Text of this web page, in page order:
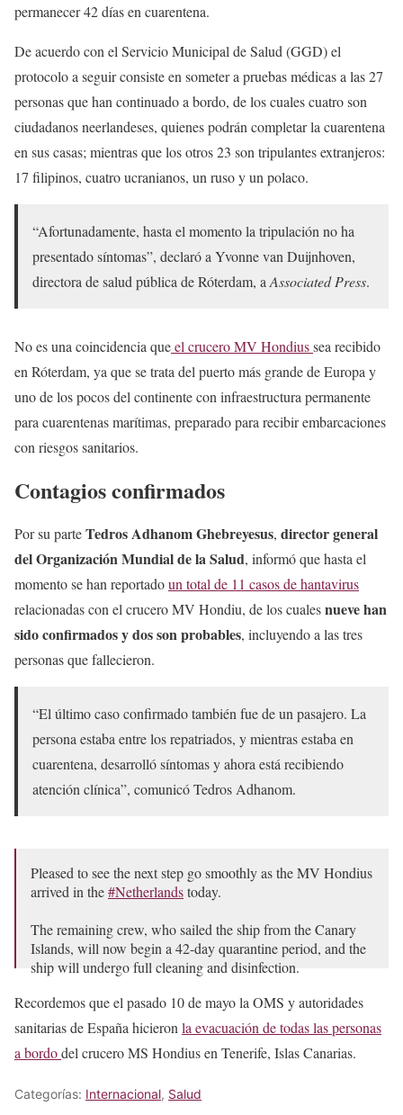
permanecer 42 días en cuarentena.
De acuerdo con el Servicio Municipal de Salud (GGD) el
protocolo a seguir consiste en someter a pruebas médicas a las 27
personas que han continuado a bordo, de los cuales cuatro son
ciudadanos neerlandeses, quienes podrán completar la cuarentena
en sus casas; mientras que los otros 23 son tripulantes extranjeros:
17 filipinos, cuatro ucranianos, un ruso y un polaco.
“Afortunadamente, hasta el momento la tripulación no ha
presentado síntomas”, declaró a Yvonne van Duijnhoven,
directora de salud pública de Róterdam, a Associated Press.
No es una coincidencia queel crucero MV Hondiussea recibido
en Róterdam, ya que se trata del puerto más grande de Europa y
uno de los pocos del continente con infraestructura permanente
para cuarentenas marítimas, preparado para recibir embarcaciones
con riesgos sanitarios.
Contagios confirmados
Por su parteTedros Adhanom Ghebreyesus, director general
del Organización Mundial de la Salud, informó que hasta el
momento se han reportadoun total de 11 casos de hantavirus
relacionadas con el crucero MV Hondiu, de los cualesnueve han
sido confirmados y dos son probables, incluyendo a las tres
personas que fallecieron.
“El último caso confirmado también fue de un pasajero. La
persona estaba entre los repatriados, y mientras estaba en
cuarentena, desarrolló síntomas y ahora está recibiendo
atención clínica”, comunicó Tedros Adhanom.
Pleased to see the next step go smoothly as the MV Hondius
arrived in the#Netherlandstoday.
The remaining crew, who sailed the ship from the Canary
Islands, will now begin a 42-day quarantine period, and the
ship will undergo full cleaning and disinfection.
There have been…pic.twitter.com/Tyd9wNRHfc
— Tedros Adhanom Ghebreyesus (@DrTedros)May 18,
2026
Recordemos que el pasado 10 de mayo la OMS y autoridades
sanitarias de España hicieron la evacuación de todas las personas
a bordodel crucero MS Hondius en Tenerife, Islas Canarias.
Categorías: Internacional, Salud